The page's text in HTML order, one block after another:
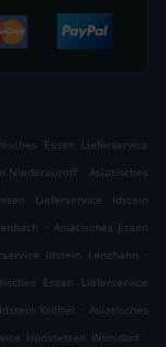
Essen Lieferservice
Niederauroff . Asiatisches
Lieferservice Idstein
. Asiatisches Essen
Idstein Lenzhahn
.
Essen Lieferservice
Kröftel . Asiatisches
Hünstetten Wörsdorf .